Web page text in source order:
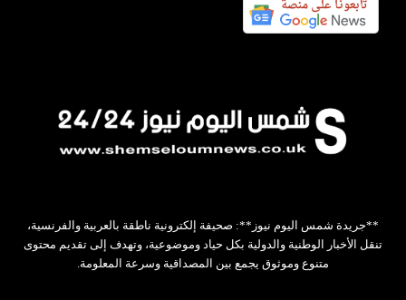
**جريدة شمس اليوم نيوز**: صحيفة إلكترونية ناطقة بالعربية والفرنسية،
تنقل الأخبار الوطنية والدولية بكل حياد وموضوعية، وتهدف إلى تقديم محتوى
متنوع وموثوق يجمع بين المصداقية وسرعة المعلومة.